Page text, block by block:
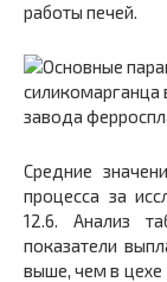
работы печей.
Средние
процесса за
12.6. Анализ
показатели
выше, чем в цехе